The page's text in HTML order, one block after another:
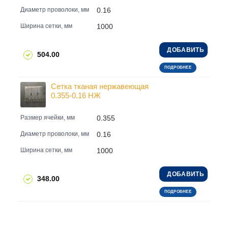
Диаметр проволоки, мм 0.16
Ширина сетки, мм 1000
504.00
ДОБАВИТЬ
ПОДРОБНЕЕ
Сетка тканая нержавеющая
0.355-0.16 НЖ
Размер ячейки, мм 0.355
Диаметр проволоки, мм 0.16
Ширина сетки, мм 1000
348.00
ДОБАВИТЬ
ПОДРОБНЕЕ